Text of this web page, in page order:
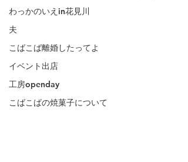
わっかのいえin花見川
夫
こばこば離婚したってよ
イベント出店
工房openday
こばこばの焼菓子について